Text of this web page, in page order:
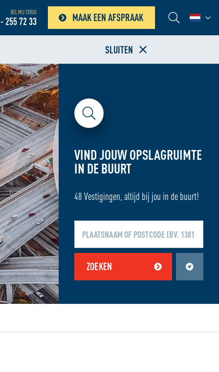
BEL MIJ TERUG
255 72 33 MAAK EEN AFSPRAAK
SLUITEN
VIND JOUW OPSLAGRUIMTE
IN DE BUURT
48 Vestigingen, altijd bij jou in de buurt!
ZOEKEN
zijn uitgeschakeld.Schakel jouw locatiediensten in om deze functie te gebruiken.